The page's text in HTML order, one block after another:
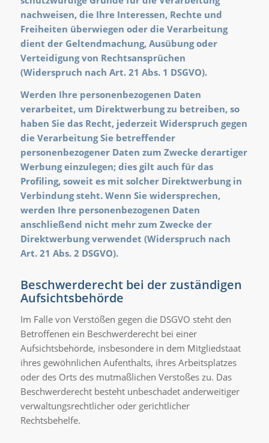
nachweisen, die Ihre Interessen, Rechte und
Freiheiten überwiegen oder die Verarbeitung
dient der Geltendmachung, Ausübung oder
Verteidigung von Rechtsansprüchen
(Widerspruch nach Art. 21 Abs. 1 DSGVO).
Werden Ihre personenbezogenen Daten
verarbeitet, um Direktwerbung zu betreiben, so
haben Sie das Recht, jederzeit Widerspruch gegen
die Verarbeitung Sie betreffender
personenbezogener Daten zum Zwecke derartiger
Werbung einzulegen; dies gilt auch für das
Profiling, soweit es mit solcher Direktwerbung in
Verbindung steht. Wenn Sie widersprechen,
werden Ihre personenbezogenen Daten
anschließend nicht mehr zum Zwecke der
Direktwerbung verwendet (Widerspruch nach
Art. 21 Abs. 2 DSGVO).
Beschwerderecht bei der zuständigen
Aufsichtsbehörde
Im Falle von Verstößen gegen die DSGVO steht den
Betroffenen ein Beschwerderecht bei einer
Aufsichtsbehörde, insbesondere in dem Mitgliedstaat
ihres gewöhnlichen Aufenthalts, ihres Arbeitsplatzes
oder des Orts des mutmaßlichen Verstoßes zu. Das
Beschwerderecht besteht unbeschadet anderweitiger
verwaltungsrechtlicher oder gerichtlicher
Rechtsbehelfe.